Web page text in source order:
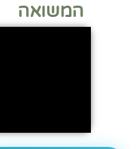
המשואה